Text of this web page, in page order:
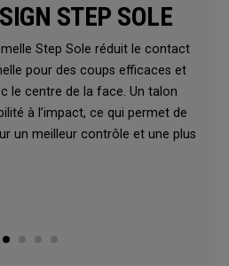
STEP SOLE
Step Sole réduit le contact
pour des coups efficaces et
le centre de la face. Un talon
à l’impact, ce qui permet de
un meilleur contrôle et une plus